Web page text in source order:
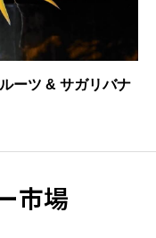
ーツ & サガリバナ
市場